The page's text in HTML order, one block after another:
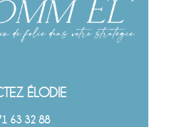
ÉLODIE
63 32 88